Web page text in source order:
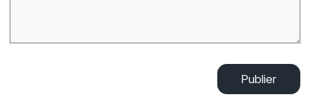
Publier